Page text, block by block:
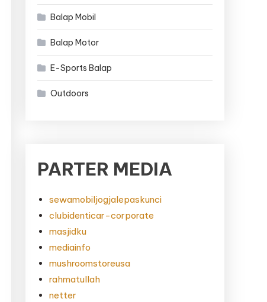
Balap Mobil
Balap Motor
E-Sports Balap
Outdoors
PARTER MEDIA
sewamobiljogjalepaskunci
clubidenticar-corporate
masjidku
mediainfo
mushroomstoreusa
rahmatullah
netter